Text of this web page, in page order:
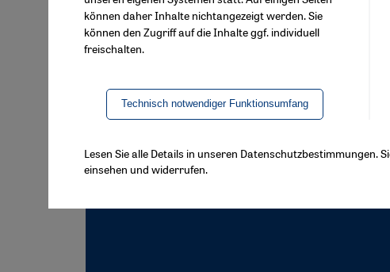
können daher Inhalte nichtangezeigt werden. Sie
können den Zugriff auf die Inhalte ggf. individuell
freischalten.
Technisch notwendiger Funktionsumfang
Lesen Sie alle Details in unseren Datenschutzbestimmungen.
einsehen und widerrufen.